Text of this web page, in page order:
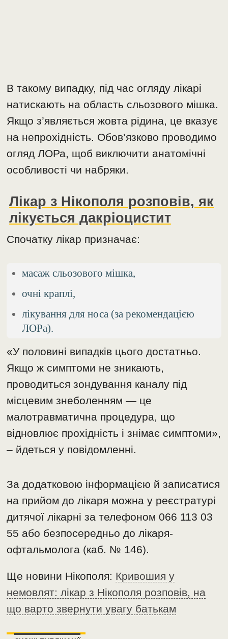
В такому випадку, під час огляду лікарі
натискають на область сльозового мішка.
Якщо з’являється жовта рідина, це вказує
на непрохідність. Обов’язково проводимо
огляд ЛОРа, щоб виключити анатомічні
особливості чи набряки.
Лікар з Нікополя розповів, як
лікується дакріоцистит
Спочатку лікар призначає:
масаж сльозового мішка,
очні краплі,
лікування для носа (за рекомендацією
ЛОРа).
«У половині випадків цього достатньо.
Якщо ж симптоми не зникають,
проводиться зондування каналу під
місцевим знеболенням — це
малотравматична процедура, що
відновлює прохідність і знімає симптоми»,
– йдеться у повідомленні.
За додатковою інформацією й записатися
на прийом до лікаря можна у реєстратурі
дитячої лікарні за телефоном 066 113 03
55 або безпосередньо до лікаря-
офтальмолога (каб. № 146).
Ще новини Нікополя: Кривошия у
немовлят: лікар з Нікополя розповів, на
що варто звернути увагу батькам